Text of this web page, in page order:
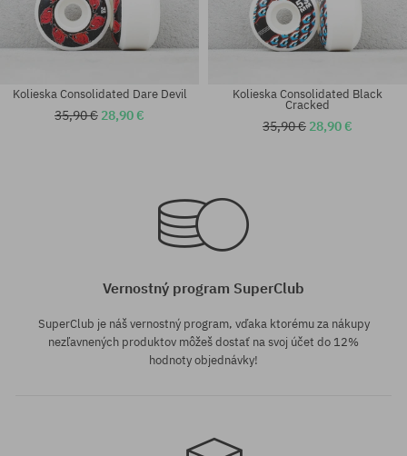
Kolieska Consolidated Dare Devil
35,90 € 28,90 €
Kolieska Consolidated Black
Cracked
35,90 € 28,90 €
Vernostný program SuperClub
SuperClub je náš vernostný program, vďaka ktorému za nákupy
nezľavnených produktov môžeš dostať na svoj účet do 12%
hodnoty objednávky!